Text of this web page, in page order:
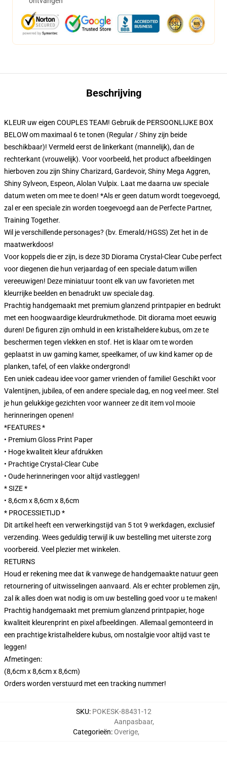
Beschrijving
KLEUR uw eigen COUPLES TEAM! Gebruik de PERSOONLIJKE BOX
BELOW om maximaal 6 te tonen (Regular / Shiny zijn beide
beschikbaar)! Vermeld eerst de linkerkant (mannelijk), dan de
rechterkant (vrouwelijk). Voor voorbeeld, het product afbeeldingen
hierboven zou zijn Shiny Charizard, Gardevoir, Shiny Mega Aggren,
Shiny Sylveon, Espeon, Alolan Vulpix. Laat me daarna uw speciale
datum weten om mee te doen! *Als er geen datum wordt toegevoegd,
zal er een speciale zin worden toegevoegd aan de Perfecte Partner,
Training Together.
Wil je verschillende personages? (bv. Emerald/HGSS) Zet het in de
maatwerkdoos!
Voor koppels die er zijn, is deze 3D Diorama Crystal-Clear Cube perfect
voor diegenen die hun verjaardag of een speciale datum willen
vereeuwigen! Deze miniatuur toont elk van uw favorieten met
kleurrijke beelden en benadrukt uw speciale dag.
Prachtig handgemaakt met premium glanzend printpapier en bedrukt
met een hoogwaardige kleurdrukmethode. Dit diorama moet eeuwig
duren! De figuren zijn omhuld in een kristalheldere kubus, om ze te
beschermen tegen vlekken en stof. Het is klaar om te worden
geplaatst in uw gaming kamer, speelkamer, of uw kind kamer op de
planken, tafel, of een vlakke ondergrond!
Een uniek cadeau idee voor gamer vrienden of familie! Geschikt voor
Valentijnen, jubilea, of een andere speciale dag, en nog veel meer. Stel
je hun gelukkige gezichten voor wanneer ze dit item vol mooie
herinneringen openen!
*FEATURES *
• Premium Gloss Print Paper
• Hoge kwaliteit kleur afdrukken
• Prachtige Crystal-Clear Cube
• Oude herinneringen voor altijd vastleggen!
* SIZE *
• 8,6cm x 8,6cm x 8,6cm
* PROCESSIETIJD *
Dit artikel heeft een verwerkingstijd van 5 tot 9 werkdagen, exclusief
verzending. Wees geduldig terwijl ik uw bestelling met uiterste zorg
voorbereid. Veel plezier met winkelen.
RETURNS
Houd er rekening mee dat ik vanwege de handgemaakte natuur geen
retournering of uitwisselingen aanvaard. Als er echter problemen zijn,
zal ik alles doen wat nodig is om uw bestelling goed voor u te maken!
Prachtig handgemaakt met premium glanzend printpapier, hoge
kwaliteit kleurenprint en pixel afbeeldingen. Allemaal gemonteerd in
een prachtige kristalheldere kubus, om nostalgie voor altijd vast te
leggen!
Afmetingen:
(8,6cm x 8,6cm x 8,6cm)
Orders worden verstuurd met een tracking nummer!
SKU: POKESK-88431-12
Categorieën:
Aanpasbaar,
Overige,